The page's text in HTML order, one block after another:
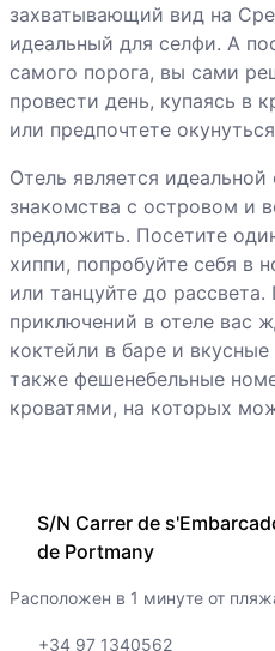
S/N Carrer de
de Portmany
Расположен в 1 минуте от
+34 97 1340562
захватывающий вид на
идеальный для селфи. А
самого порога, вы сами
провести день, купаясь в
или предпочтете
Отель является
знакомства с островом и
предложить. Посетите
хиппи, попробуйте себя в
или танцуйте до
приключений в отеле вас
коктейли в баре и
также фешенебельные
кроватями, на которых